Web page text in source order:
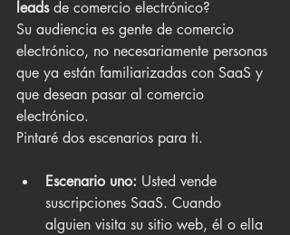
leads de comercio electrónico?
Su audiencia es gente de comercio
electrónico, no necesariamente personas
que ya están familiarizadas con SaaS y
que desean pasar al comercio
electrónico.
Pintaré dos escenarios para ti.
Escenario uno: Usted vende
suscripciones SaaS. Cuando
alguien visita su sitio web, él o ella